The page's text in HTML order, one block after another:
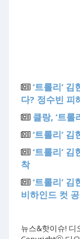
‘트롤리’
다? 정수빈 피
클랑, ‘트롤
‘트롤리’
‘트롤리’
착
‘트롤리’
비하인드 컷
뉴스&핫이슈!